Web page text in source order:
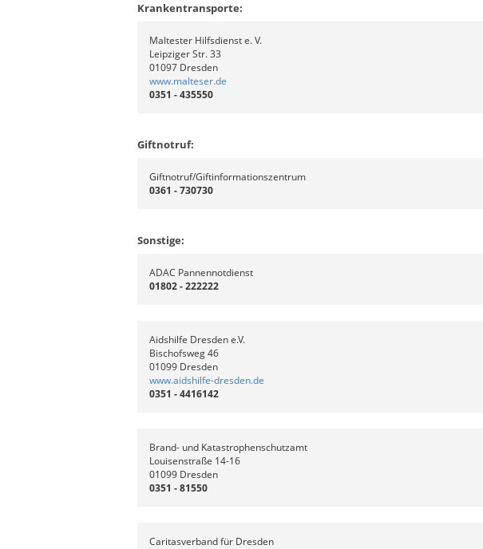
Krankentransporte:
Maltester Hilfsdienst e. V.
Leipziger Str. 33
01097 Dresden
www.malteser.de
0351 - 435550
Giftnotruf:
Giftnotruf/Giftinformationszentrum
0361 - 730730
Sonstige:
ADAC Pannennotdienst
01802 - 222222
Aidshilfe Dresden e.V.
Bischofsweg 46
01099 Dresden
www.aidshilfe-dresden.de
0351 - 4416142
Brand- und Katastrophenschutzamt
Louisenstraße 14-16
01099 Dresden
0351 - 81550
Caritasverband für Dresden